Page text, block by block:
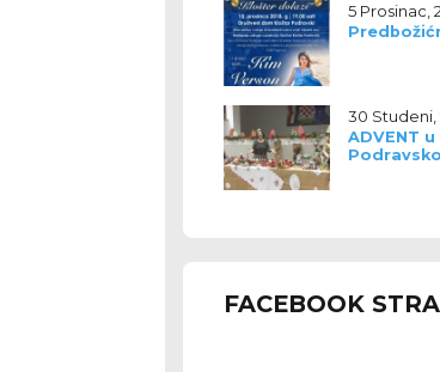
5 Prosinac,
30 Studeni,
ADVENT
FACEBOOK